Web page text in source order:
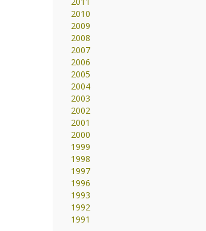
2010
2009
2008
2007
2006
2005
2004
2003
2002
2001
2000
1999
1998
1997
1996
1993
1992
1991